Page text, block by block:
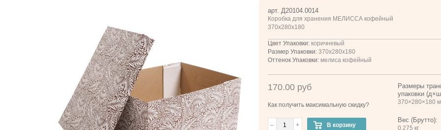
арт. Д20104.0014
Коробка для хранения МЕЛИССА кофейный
370х280х180
Цвет Упаковки:коричневый
Размер Упаковки:370x280x180
Оттенок Упаковки:мелиса кофейный
170.00 руб
Как получить максимальную скидку?
– +
В корзину
Размеры
упаковки
370×280×180
Вес (Брутто):
0.275 кг